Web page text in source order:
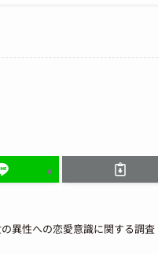
異性への恋愛意識に関する調査